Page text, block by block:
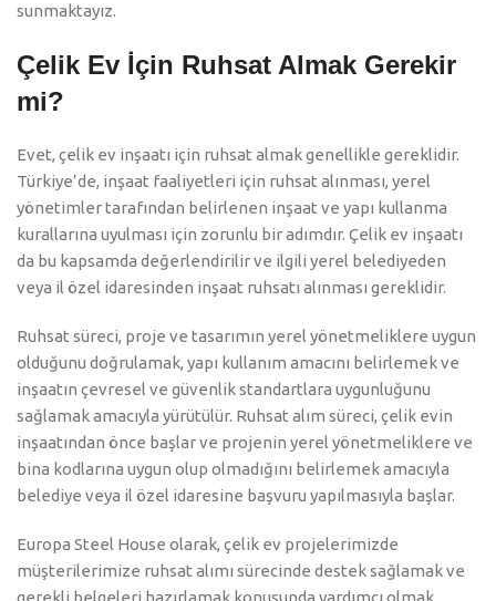
sunmaktayız.
Çelik Ev İçin Ruhsat Almak Gerekir
mi?
Evet, çelik ev inşaatı için ruhsat almak genellikle gereklidir.
Türkiye’de, inşaat faaliyetleri için ruhsat alınması, yerel
yönetimler tarafından belirlenen inşaat ve yapı kullanma
kurallarına uyulması için zorunlu bir adımdır. Çelik ev inşaatı
da bu kapsamda değerlendirilir ve ilgili yerel belediyeden
veya il özel idaresinden inşaat ruhsatı alınması gereklidir.
Ruhsat süreci, proje ve tasarımın yerel yönetmeliklere uygun
olduğunu doğrulamak, yapı kullanım amacını belirlemek ve
inşaatın çevresel ve güvenlik standartlara uygunluğunu
sağlamak amacıyla yürütülür. Ruhsat alım süreci, çelik evin
inşaatından önce başlar ve projenin yerel yönetmeliklere ve
bina kodlarına uygun olup olmadığını belirlemek amacıyla
belediye veya il özel idaresine başvuru yapılmasıyla başlar.
Europa Steel House olarak, çelik ev projelerimizde
müşterilerimize ruhsat alımı sürecinde destek sağlamak ve